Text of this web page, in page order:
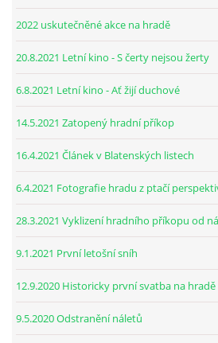
2022 uskutečněné akce na hradě
20.8.2021 Letní kino - S čerty nejsou žerty
6.8.2021 Letní kino - Ať žijí duchové
14.5.2021 Zatopený hradní příkop
16.4.2021 Článek v Blatenských listech
6.4.2021 Fotografie hradu z ptačí
28.3.2021 Vyklizení hradního příkopu od
9.1.2021 První letošní sníh
12.9.2020 Historicky první svatba na hradě
9.5.2020 Odstranění náletů